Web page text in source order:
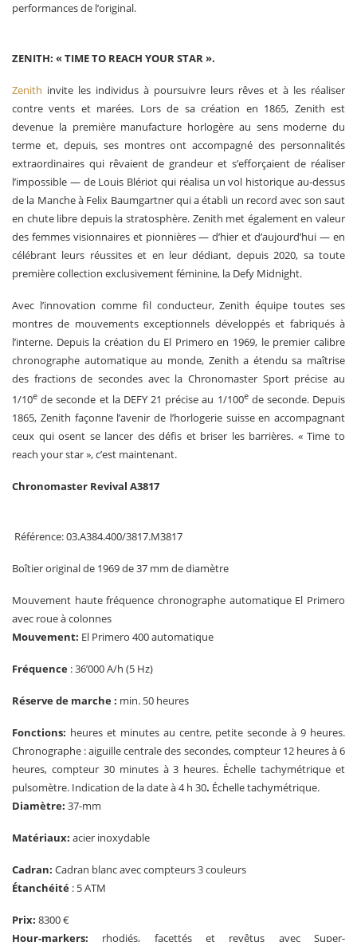
performances de l’original.
ZENITH: « TIME TO REACH YOUR STAR ».
Zenith invite les individus à poursuivre leurs rêves et à les réaliser
contre vents et marées. Lors de sa création en 1865, Zenith est
devenue la première manufacture horlogère au sens moderne du
terme et, depuis, ses montres ont accompagné des personnalités
extraordinaires qui rêvaient de grandeur et s’efforçaient de réaliser
l’impossible — de Louis Blériot qui réalisa un vol historique au-dessus
de la Manche à Felix Baumgartner qui a établi un record avec son saut
en chute libre depuis la stratosphère. Zenith met également en valeur
des femmes visionnaires et pionnières — d’hier et d’aujourd’hui — en
célébrant leurs réussites et en leur dédiant, depuis 2020, sa toute
première collection exclusivement féminine, la Defy Midnight.
Avec l’innovation comme fil conducteur, Zenith équipe toutes ses
montres de mouvements exceptionnels développés et fabriqués à
l’interne. Depuis la création du El Primero en 1969, le premier calibre
chronographe automatique au monde, Zenith a étendu sa maîtrise
des fractions de secondes avec la Chronomaster Sport précise au
1/10e de seconde et la DEFY 21 précise au 1/100ede seconde. Depuis
1865, Zenith façonne l’avenir de l’horlogerie suisse en accompagnant
ceux qui osent se lancer des défis et briser les barrières. « Time to
reach your star », c’est maintenant.
Chronomaster Revival A3817
Référence: 03.A384.400/3817.M3817
Boîtier original de 1969 de 37 mm de diamètre
Mouvement haute fréquence chronographe automatique El Primero
avec roue à colonnes
Mouvement: El Primero 400 automatique
Fréquence : 36’000 A/h (5 Hz)
Réserve de marche : min. 50 heures
Fonctions: heures et minutes au centre, petite seconde à 9 heures.
Chronographe : aiguille centrale des secondes, compteur 12 heures à 6
heures, compteur 30 minutes à 3 heures. Échelle tachymétrique et
pulsomètre. Indication de la date à 4 h 30. Échelle tachymétrique.
Diamètre: 37-mm
Matériaux: acier inoxydable
Cadran: Cadran blanc avec compteurs 3 couleurs
Étanchéité : 5 ATM
Prix: 8300 €
Hour-markers: rhodiés, facettés et revêtus avec Super-